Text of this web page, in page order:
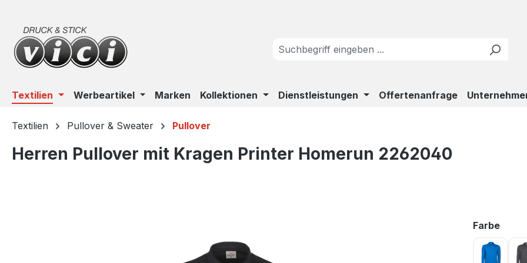
Textilien Werbeartikel Marken Kollektionen Dienstleistungen Offertenanfrage
Textilien Pullover & Sweater Pullover
Herren Pullover mit Kragen Printer Homerun 2262040
Farbe